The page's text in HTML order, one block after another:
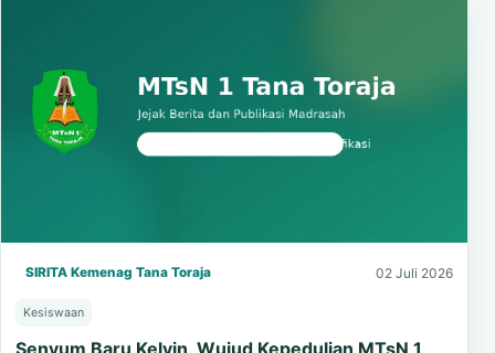
SIRITA Kemenag Tana Toraja 02 Juli 2026
Kesiswaan